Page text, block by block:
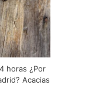
horas ¿Por
Acacias